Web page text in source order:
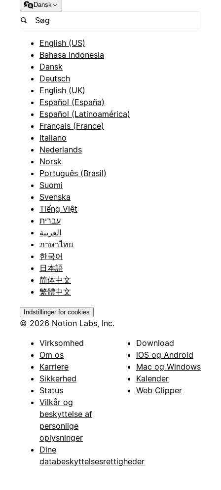
Dansk
English (US)
Bahasa Indonesia
Dansk
Deutsch
English (UK)
Español (España)
Español (Latinoamérica)
Français (France)
Italiano
Nederlands
Norsk
Português (Brasil)
Suomi
Svenska
Tiếng Việt
עברית
العربية
ภาษาไทย
한국어
日本語
简体中文
繁體中文
Indstillinger for cookies
© 2026 Notion Labs, Inc.
Virksomhed
Om os
Karriere
Sikkerhed
Status
Vilkår og
beskyttelse af
personlige
oplysninger
Dine
databeskyttelsesrettigheder
Download
iOS og Android
Mac og Windows
Kalender
Web Clipper